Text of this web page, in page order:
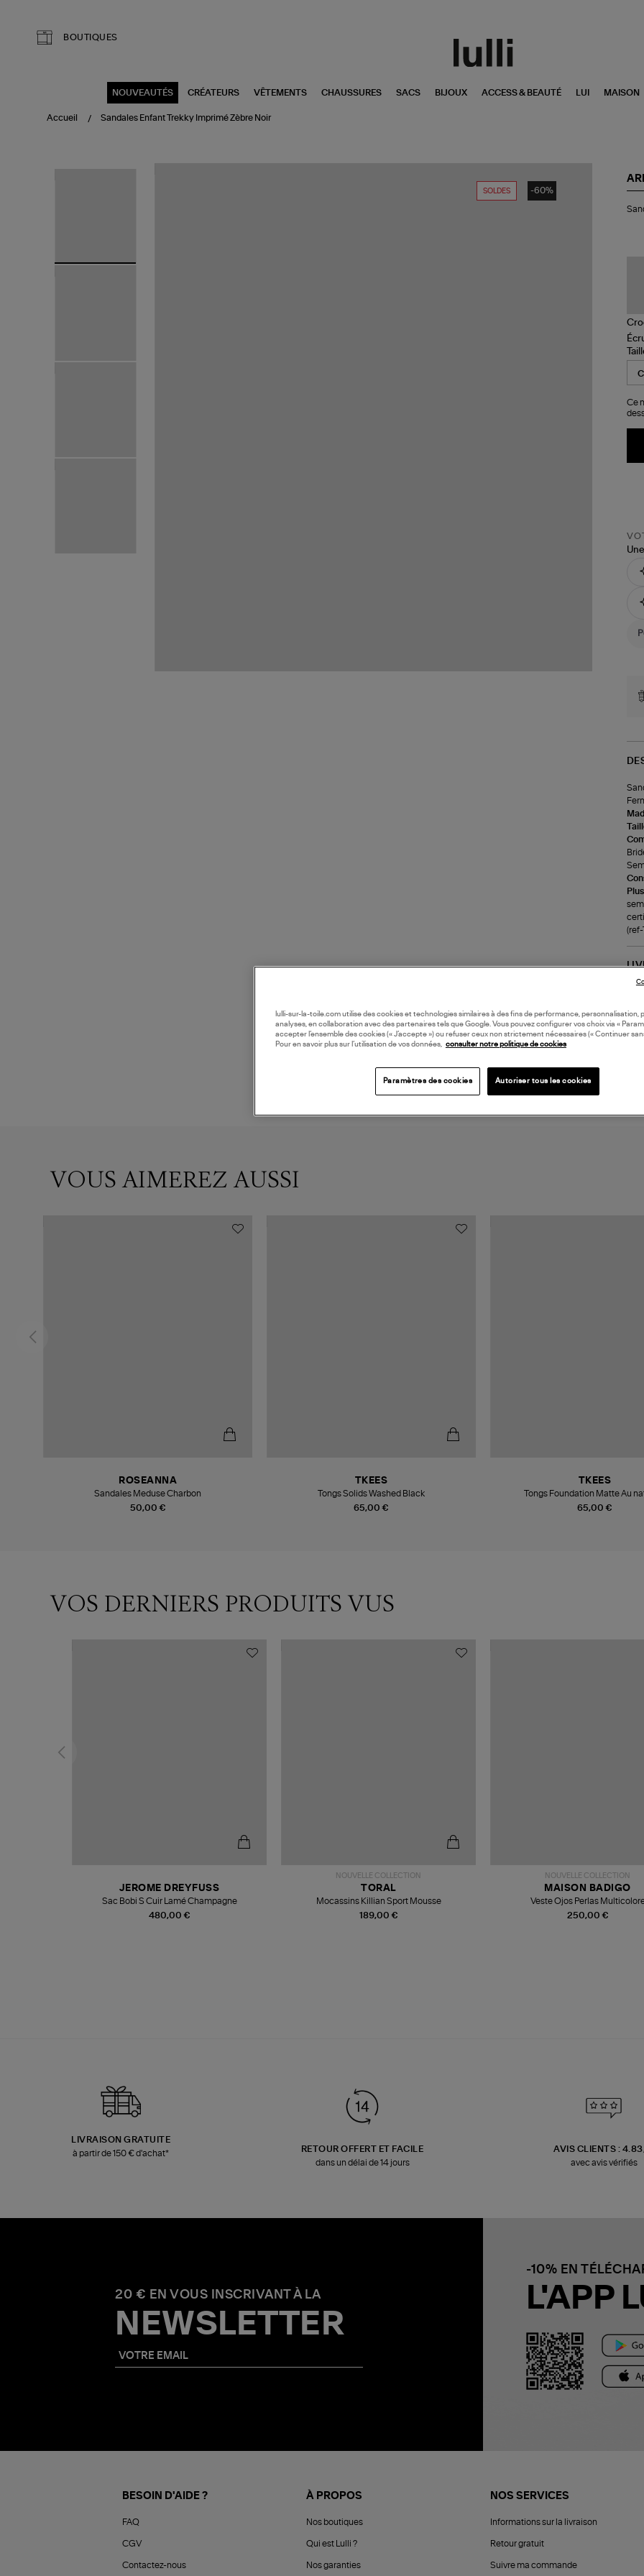
BOUTIQUES
NOUVEAUTÉS CRÉATEURS VÊTEMENTS CHAUSSURES SACS BIJOUX ACCESS & BEAUTÉ LUI MAISON
Accueil Sandales Enfant Trekky Imprimé Zèbre Noir
SOLDES -60%
Ce
(ref-
VOUS AIMEREZ AUSSI
50,00 €
ROSEANNA
Sandales Meduse Charbon
65,00 €
TKEES
Tongs Solids Washed Black
65,00 €
TKEES
Tongs Foundation Matte Au
VOS DERNIERS PRODUITS VUS
480,00 €
JEROME DREYFUSS
Sac Bobi S Cuir Lamé Champagne
NOUVELLE COLLECTION
189,00 €
TORAL
Mocassins Killian Sport Mousse
NOUVELLE COLLECTION
250,00 €
MAISON BADIGO
Veste Ojos Perlas
LIVRAISON GRATUITE
à partir de 150 € d'achat*
RETOUR OFFERT ET FACILE
dans un délai de 14 jours
AVIS CLIENTS :
avec avis vérifiés
20 € EN VOUS INSCRIVANT À LA
NEWSLETTER
-10% EN
L'APP
BESOIN D'AIDE ?
FAQ
CGV
Contactez-nous
À PROPOS
Nos boutiques
Qui est Lulli ?
Nos garanties
NOS SERVICES
Informations sur la livraison
Retour gratuit
Suivre ma commande
lulli-sur-la-toile.com utilise des cookies et technologies similaires à des fins de performance, personnalisation,
analyses, en collaboration avec des partenaires tels que Google. Vous pouvez configurer vos choix via «
accepter l’ensemble des cookies (« J’accepte ») ou refuser ceux non strictement nécessaires (« Continuer
Pour en savoir plus sur l’utilisation de vos données, consulter notre politique de cookies
Paramètres des cookies Autoriser tous les cookies